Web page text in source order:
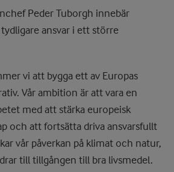
Peder Tuborgh innebär
ansvar i ett större
vi att bygga ett av Europas
Vår ambition är att vara en
med att stärka europeisk
och att fortsätta driva ansvarsfullt
vår påverkan på klimat och natur,
till tillgången till bra livsmedel.